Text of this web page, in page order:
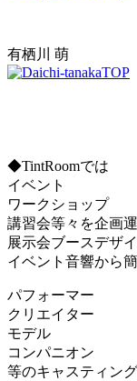
有栖川 萌
◆TintRoomでは
イベント
ワークショップ
講習会等々を企画運
展示会ブースデザ
イベント音響から
パフォーマー
クリエイター
モデル
コンパニオン
等のキャスティン